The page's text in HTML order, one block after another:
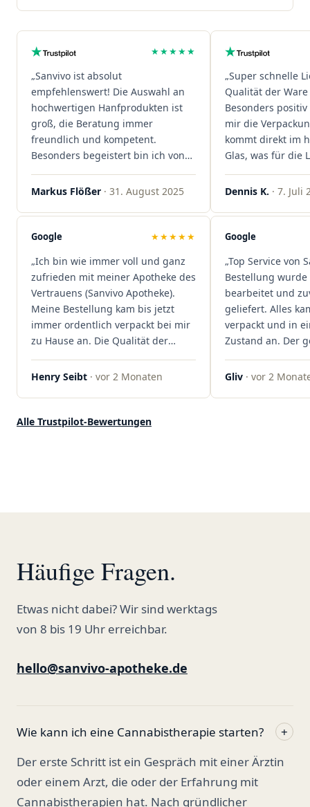
★★★★★
„Sanvivo ist absolut
empfehlenswert! Die Auswahl an
hochwertigen Hanfprodukten ist
groß, die Beratung immer
freundlich und kompetent.
Besonders begeistert bin ich von
der schnellen Rezeptannahme –
alles läuft unkompliziert und
sind extrem zügig, was mir jedes
Mal viel Zeit spart. Man merkt,
Kundenzufriedenheit an erster
Stelle stehen. Vielen Dank an das
Team von Sanvivo – ich bin
rundum begeistert!"
Markus Flößer · 31. August 2025
„Super schnelle
Qualität der
Besonders
mir die
kommt direkt im
Glas, was für die
ist. Ich bestelle
wieder!"
Dennis K. · 7. Juli
Google ★★★★★
„Ich bin wie immer voll und ganz
zufrieden mit meiner Apotheke des
Vertrauens (Sanvivo Apotheke).
Meine Bestellung kam bis jetzt
immer ordentlich verpackt bei mir
zu Hause an. Die Qualität der
Blüten ist auch immer auf einem
hohen Niveau, die Auswahl ist
ordentlich gelagert, ich hatte nur
Henry Seibt · vor 2 Monaten
Google
„Top Service von
Bestellung wurde
bearbeitet und
geliefert. Alles
verpackt und in
Zustand an. Der
war
professionell.
Gliv · vor 2
Alle Trustpilot-Bewertungen
Häufige Fragen.
Etwas nicht dabei? Wir sind werktags
von 8 bis 19 Uhr erreichbar.
hello@sanvivo-apotheke.de
Wie kann ich eine Cannabistherapie starten?
+
Der erste Schritt ist ein Gespräch mit einer Ärztin
oder einem Arzt, die oder der Erfahrung mit
Cannabistherapien hat. Nach gründlicher